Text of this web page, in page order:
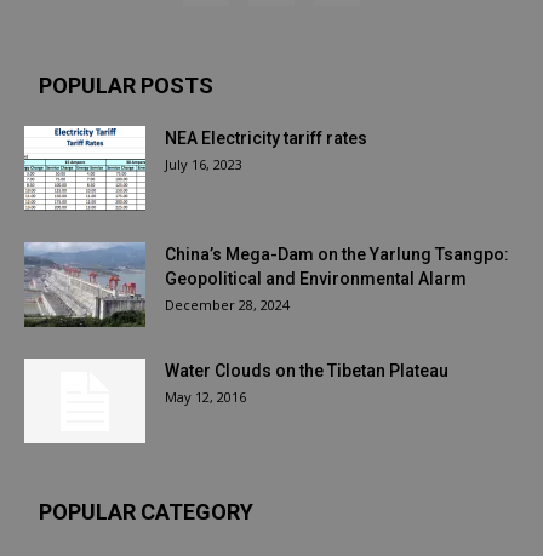
POPULAR POSTS
NEA Electricity tariff rates
July 16, 2023
China’s Mega-Dam on the Yarlung Tsangpo:
Geopolitical and Environmental Alarm
December 28, 2024
Water Clouds on the Tibetan Plateau
May 12, 2016
POPULAR CATEGORY